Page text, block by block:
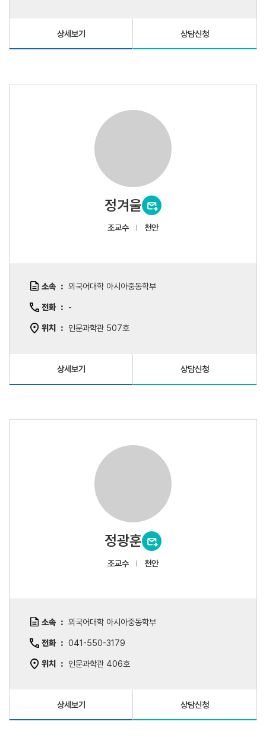
상세보기 상담신청
정겨울
조교수 천안
소속 외국어대학 아시아중동학부
전화 -
위치 인문과학관 507호
상세보기 상담신청
정광훈
조교수 천안
소속 외국어대학 아시아중동학부
전화 041-550-3179
위치 인문과학관 406호
상세보기 상담신청